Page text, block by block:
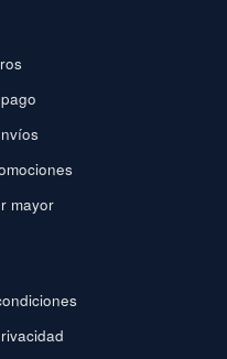
mayor